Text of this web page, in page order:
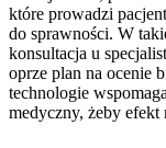
które prowadzi
do sprawności. W
konsultacja u
oprze plan na ocenie
technologie
medyczny, żeby efekt